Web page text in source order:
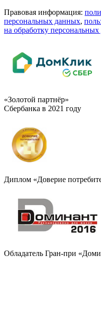
Правовая информация:
персональных данных,
на обработку
«Золотой партнёр»
Сбербанка в 2021 году
Диплом «Доверие
Обладатель Гран-при